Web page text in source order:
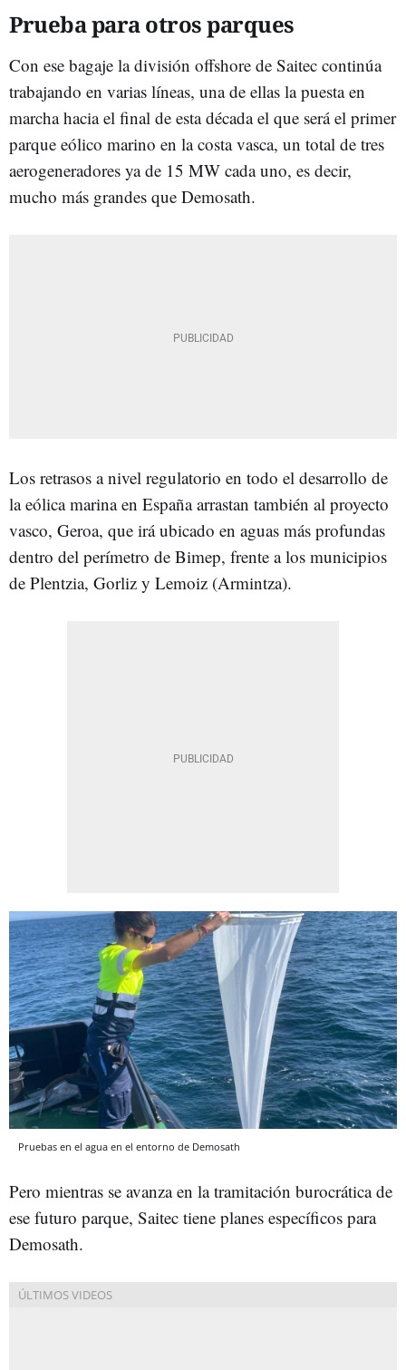
Prueba para otros parques
Con ese bagaje la división offshore de Saitec continúa
trabajando en varias líneas, una de ellas la puesta en
marcha hacia el final de esta década el que será el primer
parque eólico marino en la costa vasca, un total de tres
aerogeneradores ya de 15 MW cada uno, es decir,
mucho más grandes que Demosath.
Los retrasos a nivel regulatorio en todo el desarrollo de
la eólica marina en España arrastan también al proyecto
vasco, Geroa, que irá ubicado en aguas más profundas
dentro del perímetro de Bimep, frente a los municipios
de Plentzia, Gorliz y Lemoiz (Armintza).
Pruebas en el agua en el entorno de Demosath
Pero mientras se avanza en la tramitación burocrática de
ese futuro parque, Saitec tiene planes específicos para
Demosath.